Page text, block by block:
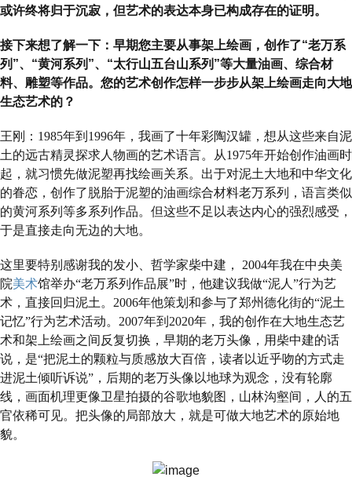
或许终将归于沉寂，但艺术的表达本身已构成存在的证明。
接下来想了解一下：早期您主要从事架上绘画，创作了“老万系
列”、“黄河系列”、“太行山五台山系列”等大量油画、综合材
料、雕塑等作品。您的艺术创作怎样一步步从架上绘画走向大地
生态艺术的？
王刚：1985年到1996年，我画了十年彩陶汉罐，想从这些来自泥
土的远古精灵探求人物画的艺术语言。从1975年开始创作油画时
起，就习惯先做泥塑再找绘画关系。出于对泥土大地和中华文化
的眷恋，创作了脱胎于泥塑的油画综合材料老万系列，语言类似
的黄河系列等多系列作品。但这些不足以表达内心的强烈感受，
于是直接走向无边的大地。
这里要特别感谢我的发小、哲学家柴中建， 2004年我在中央美
院美术馆举办“老万系列作品展”时，他建议我做“泥人”行为艺
术，直接回归泥土。2006年他策划和参与了郑州德化街的“泥土
记忆”行为艺术活动。2007年到2020年，我的创作在大地生态艺
术和架上绘画之间反复切换，早期的老万头像，用柴中建的话
说，是“把泥土的颗粒与质感放大百倍，读者以近乎吻的方式走
进泥土倾听诉说”，后期的老万头像以地球为观念，没有轮廓
线，画面机理更像卫星拍摄的谷歌地貌图，山林沟壑间，人的五
官依稀可见。把头像的局部放大，就是可做大地艺术的原始地
貌。